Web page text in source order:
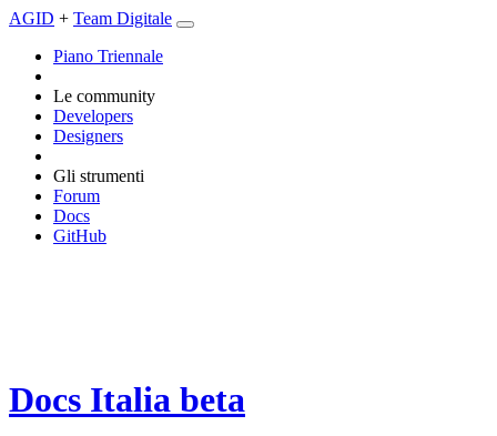
AGID + Team Digitale
Piano Triennale
Le community
Developers
Designers
Gli strumenti
Forum
Docs
GitHub
Docs Italia beta